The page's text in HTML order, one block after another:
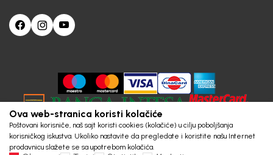
Ova web-stranica koristi kolačiće
Poštovani korisniče, naš sajt koristi cookies (kolačiće) u cilju poboljšanja
korisničkog iskustva. Ukoliko nastavite da pregledate i koristite našu Internet
prodavnicu slažete se sa upotrebom kolačića.